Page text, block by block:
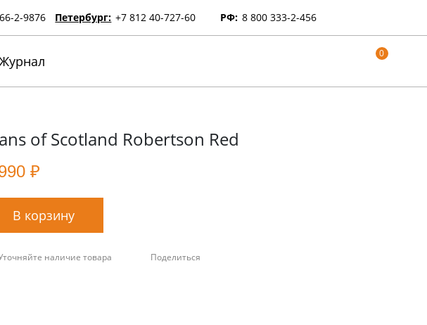
2-9876 Петербург: +7 812 40-727-60 РФ: 8 800 333-2-456
0
of Scotland Robertson Red
₽
В корзину
наличие товара Поделиться